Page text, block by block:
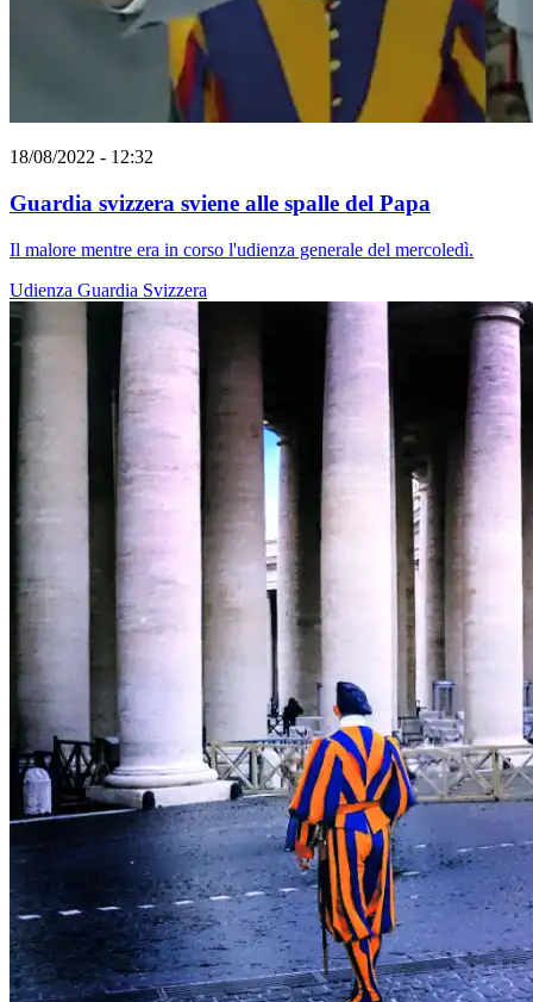
18/08/2022 - 12:32
Guardia svizzera sviene alle spalle del Papa
Il malore mentre era in corso l'udienza generale del mercoledì.
Udienza Guardia Svizzera